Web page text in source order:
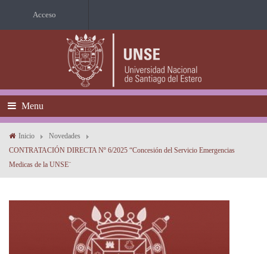
Acceso
Menu
Inicio
Novedades
CONTRATACIÓN DIRECTA Nº 6/2025 “Concesión del Servicio Emergencias
Medicas de la UNSE¨